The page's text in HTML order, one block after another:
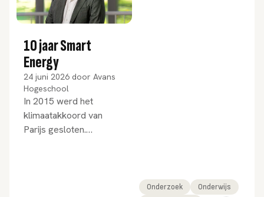
Onderzoek
Onderwijs
10 jaar Smart
Energy
24 juni 2026 door Avans
Hogeschool
In 2015 werd het
klimaatakkoord van
Parijs gesloten.